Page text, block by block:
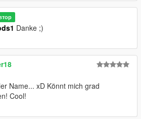
Danke ;)
Name... xD Könnt mich grad
Cool!